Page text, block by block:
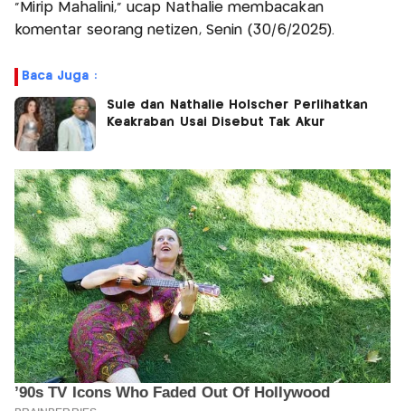
"Mirip Mahalini," ucap Nathalie membacakan
komentar seorang netizen, Senin (30/6/2025).
Baca Juga :
Sule dan Nathalie Holscher Perlihatkan
Keakraban Usai Disebut Tak Akur